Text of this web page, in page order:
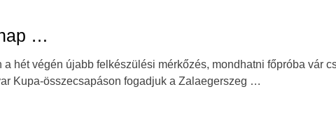
…
hét végén újabb felkészülési mérkőzés, mondhatni főpróba vár
Kupa-összecsapáson fogadjuk a Zalaegerszeg …